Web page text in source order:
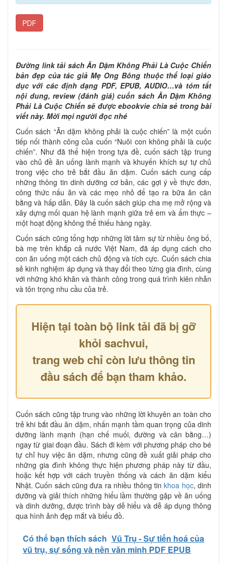
PDF
Đường link tải sách Ăn Dặm Không Phải Là Cuộc Chiến
bản đẹp của tác giả Mẹ Ong Bông thuộc thể loại giáo
dục với các định dạng PDF, EPUB, AUDIO…và tóm tắt
nội dung, review (đánh giá) cuốn sách Ăn Dặm Không
Phải Là Cuộc Chiến sẽ được ebookvie chia sẻ trong bài
viết này. Mời mọi người đọc nhé
Cuốn sách “Ăn dặm không phải là cuộc chiến” là một cuốn
tiếp nối thành công của cuốn “Nuôi con không phải là cuộc
chiến”. Như đã thể hiện trong tựa đề, cuốn sách tập trung
vào chủ đề ăn uống lành mạnh và khuyến khích sự tự chủ
trong việc cho trẻ bắt đầu ăn dặm. Cuốn sách cung cấp
những thông tin dinh dưỡng cơ bản, các gợi ý về thực đơn,
công thức nấu ăn và các mẹo nhỏ để tạo ra bữa ăn cân
bằng và hấp dẫn. Đây là cuốn sách giúp cha mẹ mở rộng và
xây dựng mối quan hệ lành mạnh giữa trẻ em và ẩm thực –
một hoạt động không thể thiếu hàng ngày.
Cuốn sách cũng tổng hợp những lời tâm sự từ nhiều ông bố,
bà mẹ trên khắp cả nước Việt Nam, đã áp dụng cách cho
con ăn uống một cách chủ động và tích cực. Cuốn sách chia
sẻ kinh nghiệm áp dụng và thay đổi theo từng gia đình, cùng
với những khó khăn và thành công trong quá trình kiên nhẫn
và tôn trọng nhu cầu của trẻ.
Hiện tại toàn bộ link tải đã bị gỡ
khỏi sachvui,
trang web chỉ còn lưu thông tin
đầu sách để bạn tham khảo.
Cuốn sách cũng tập trung vào những lời khuyên an toàn cho
trẻ khi bắt đầu ăn dặm, nhấn mạnh tầm quan trọng của dinh
dưỡng lành mạnh (hạn chế muối, đường và cân bằng…)
ngay từ giai đoạn đầu. Sách đi kèm với phương pháp cho bé
tự chỉ huy việc ăn dặm, nhưng cũng đề xuất giải pháp cho
những gia đình không thực hiện phương pháp này từ đầu,
hoặc kết hợp với cách truyền thống và cách ăn dặm kiểu
Nhật. Cuốn sách cũng đưa ra nhiều thông tinkhoa học, dinh
dưỡng và giải thích những hiểu lầm thường gặp về ăn uống
và dinh dưỡng, được trình bày dễ hiểu và dễ áp dụng thông
qua hình ảnh đẹp mắt và biểu đồ.
Có thể bạn thích sách Vũ Trụ - Sự tiến hoá của
vũ trụ, sự sống và nền văn minh PDF EPUB